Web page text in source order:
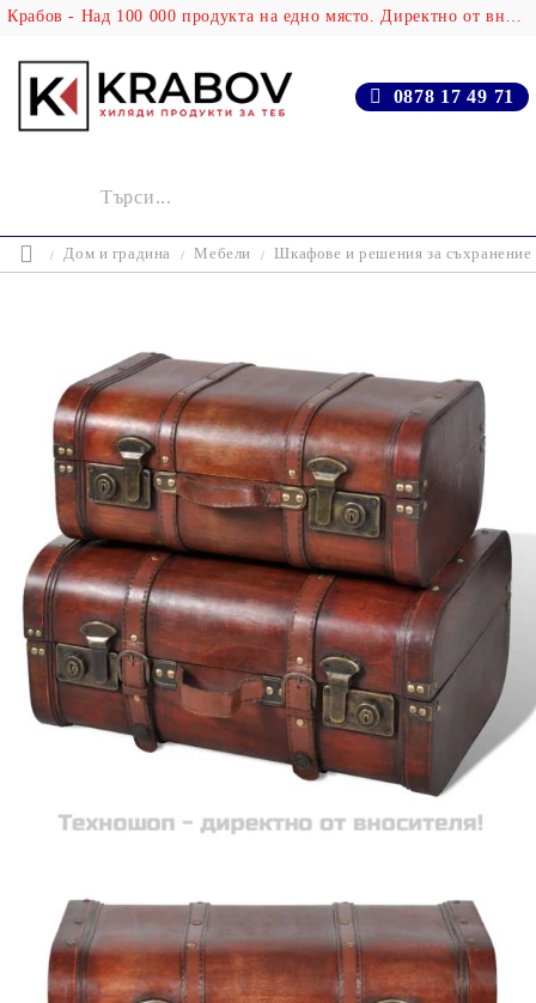
Крабов - Над 100 000 продукта на едно място. Директно от вносителя!
0878 17 49 71
Дом и градина Мебели Шкафове и решения за съхранение